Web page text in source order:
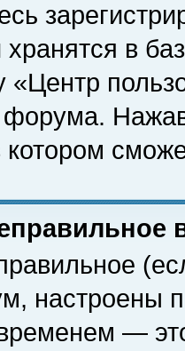
хранятся в
форума.
котором
настроены
—